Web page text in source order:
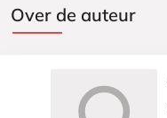
Over de auteur